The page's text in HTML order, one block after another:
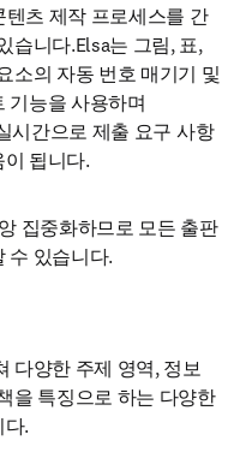
텐츠 제작 프로세스를 간
습니다.Elsa는 그림, 표,
소의 자동 번호 매기기 및
기능을 사용하며
시간으로 제출 요구 사항
됩니다.
집중화하므로 모든 출판
수 있습니다.
다양한 주제 영역, 정보
을 특징으로 하는 다양한
.